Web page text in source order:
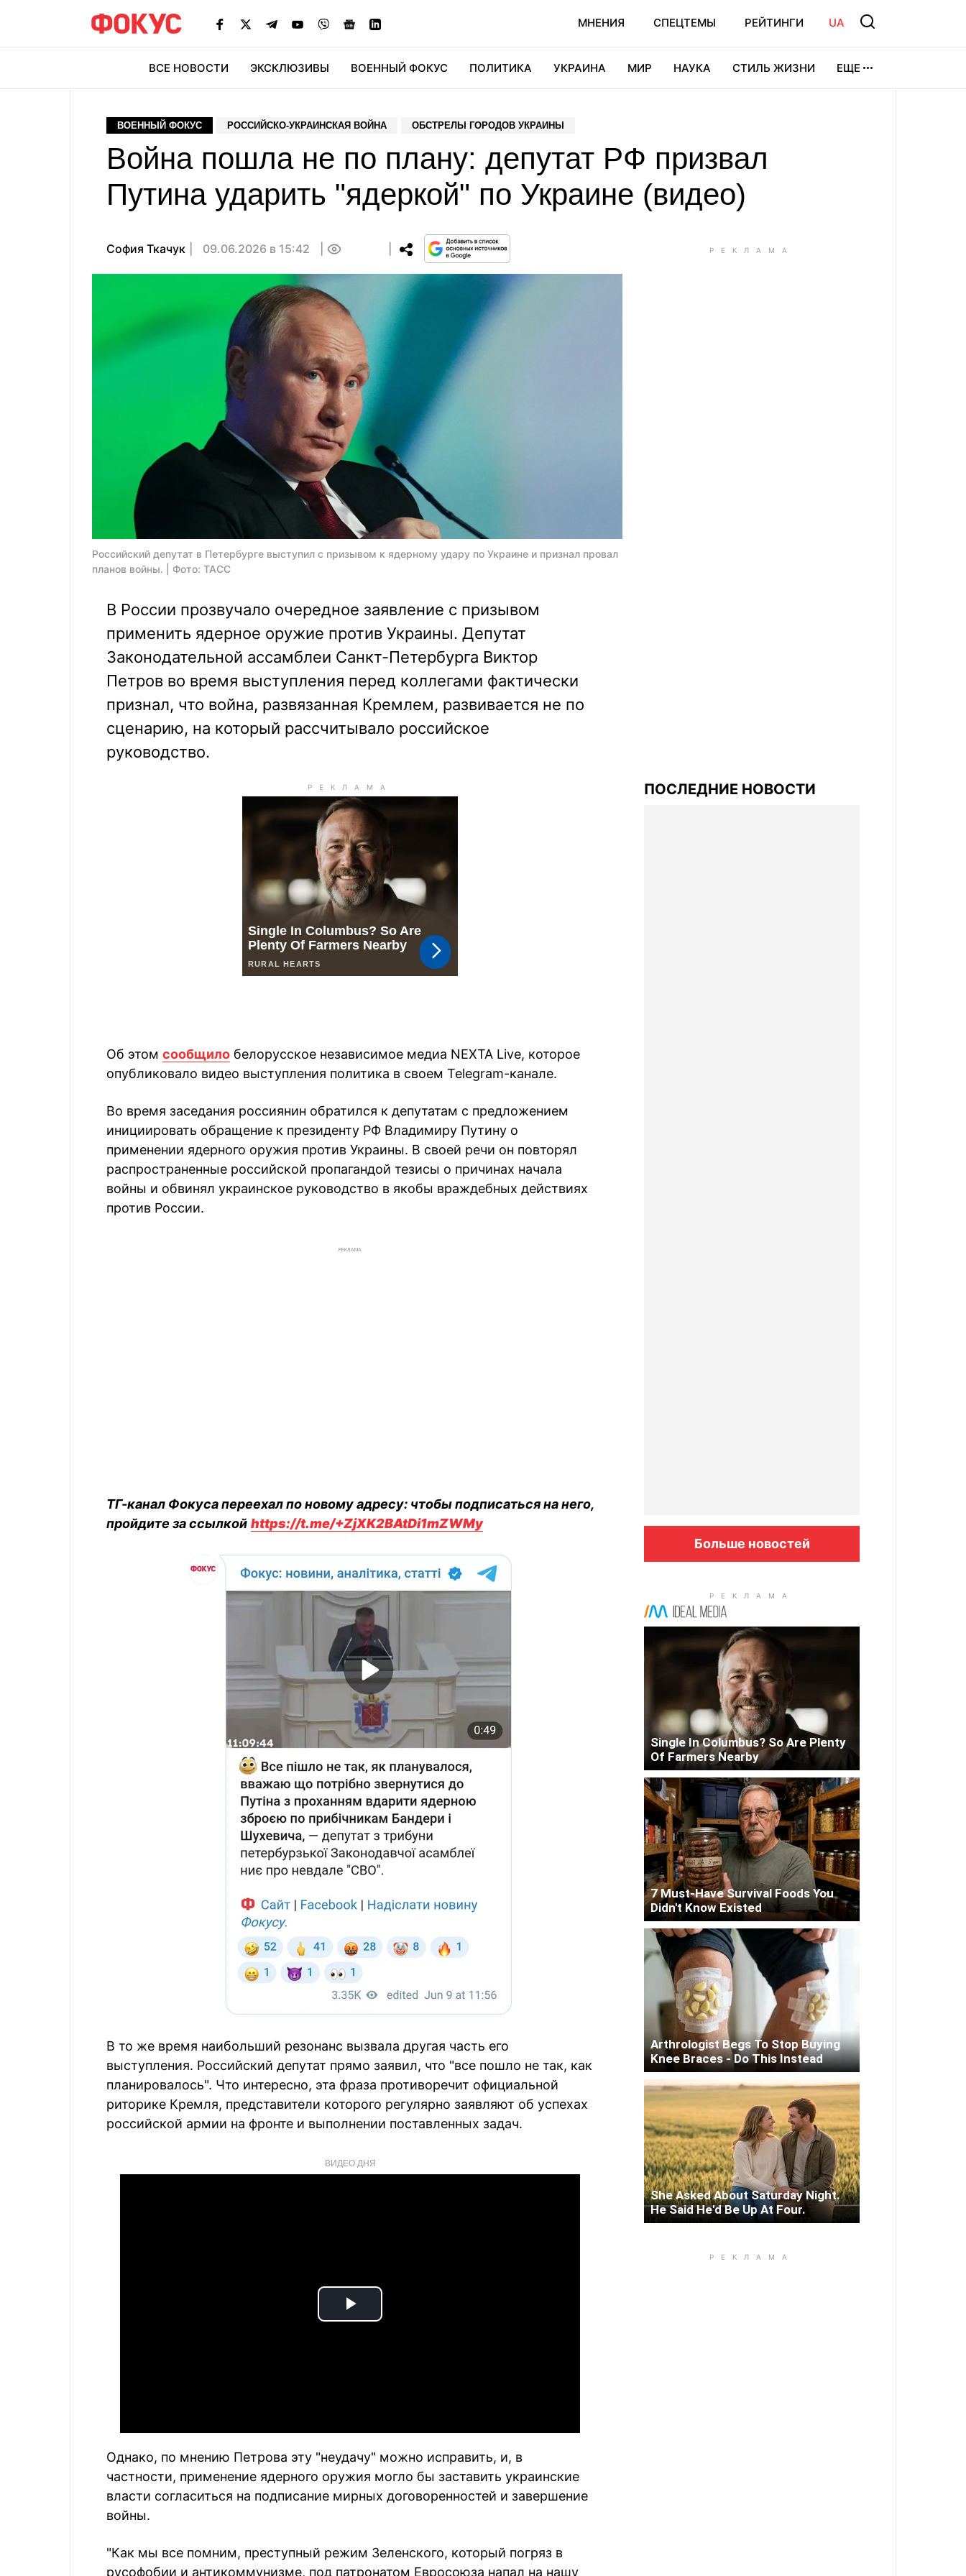
МНЕНИЯ СПЕЦТЕМЫ РЕЙТИНГИ UA
ВСЕ НОВОСТИ ЭКСКЛЮЗИВЫ ВОЕННЫЙ ФОКУС ПОЛИТИКА УКРАИНА МИР НАУКА СТИЛЬ ЖИЗНИ ЕЩЕ
ВОЕННЫЙ ФОКУС РОССИЙСКО-УКРАИНСКАЯ ВОЙНА ОБСТРЕЛЫ ГОРОДОВ УКРАИНЫ
Война пошла не по плану: депутат РФ призвал
Путина ударить "ядеркой" по Украине (видео)
София Ткачук 09.06.2026 в 15:42
Российский депутат в Петербурге выступил с призывом к ядерному удару по Украине и признал провал
планов войны. | Фото: ТАСС
В России прозвучало очередное заявление с призывом
применить ядерное оружие против Украины. Депутат
Законодательной ассамблеи Санкт-Петербурга Виктор
Петров во время выступления перед коллегами фактически
признал, что война, развязанная Кремлем, развивается не по
сценарию, на который рассчитывало российское
руководство.
Об этом сообщило белорусское независимое медиа NEXTA Live, которое
опубликовало видео выступления политика в своем Telegram-канале.
Во время заседания россиянин обратился к депутатам с предложением
инициировать обращение к президенту РФ Владимиру Путину о
применении ядерного оружия против Украины. В своей речи он повторял
распространенные российской пропагандой тезисы о причинах начала
войны и обвинял украинское руководство в якобы враждебных действиях
против России.
РЕКЛАМА
ТГ-канал Фокуса переехал по новому адресу: чтобы подписаться на него,
пройдите за ссылкой https://t.me/+ZjXK2BAtDi1mZWMy
В то же время наибольший резонанс вызвала другая часть его
выступления. Российский депутат прямо заявил, что "все пошло не так, как
планировалось". Что интересно, эта фраза противоречит официальной
риторике Кремля, представители которого регулярно заявляют об успехах
российской армии на фронте и выполнении поставленных задач.
ВИДЕО ДНЯ
Play
Однако, по мнению Петрова эту "неудачу" можно исправить, и, в
частности, применение ядерного оружия могло бы заставить украинские
власти согласиться на подписание мирных договоренностей и завершение
войны.
"Как мы все помним, преступный режим Зеленского, который погряз в
русофобии и антикоммунизме, под патронатом Евросоюза напал на нашу
ПОСЛЕДНИЕ НОВОСТИ
Больше новостей